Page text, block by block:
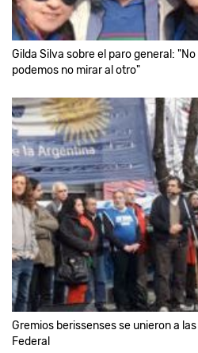
Gilda Silva sobre el paro general:
podemos no mirar al otro"
Gremios berissenses se unieron a
Federal